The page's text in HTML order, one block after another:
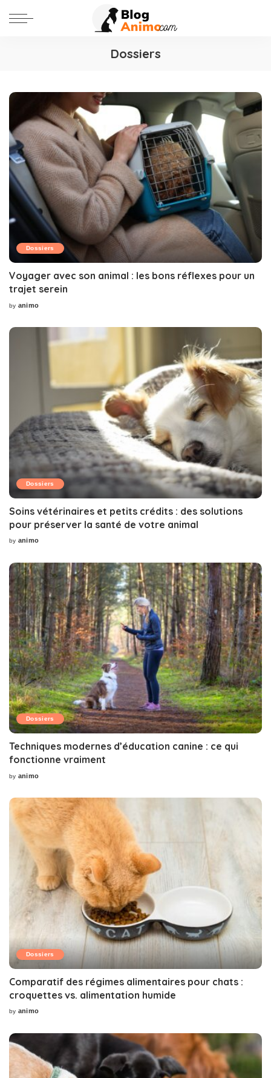
Dossiers
Dossiers
Voyager avec son animal : les bons réflexes pour un
trajet serein
Posted
by animo
Dossiers
Soins vétérinaires et petits crédits : des solutions
pour préserver la santé de votre animal
Posted
by animo
Dossiers
Techniques modernes d’éducation canine : ce qui
fonctionne vraiment
Posted
by animo
Dossiers
Comparatif des régimes alimentaires pour chats :
croquettes vs. alimentation humide
Posted
by animo